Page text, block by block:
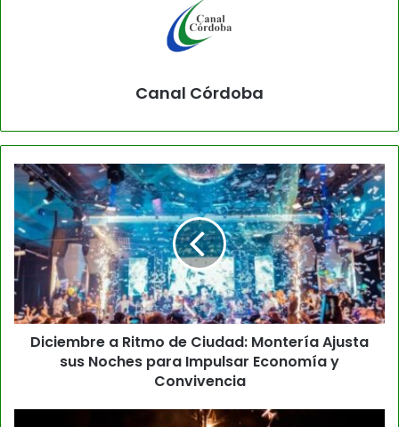
Canal Córdoba
Diciembre a Ritmo de Ciudad: Montería Ajusta
sus Noches para Impulsar Economía y
Convivencia